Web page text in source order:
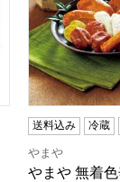
送料込み 冷蔵
やまや
やまや 無着